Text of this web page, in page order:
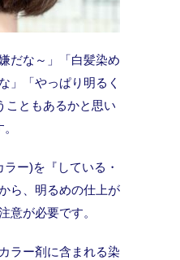
だな～」「白髪染め
」「やっぱり明るく
こともあるかと思い
ー)を『している・
ら、明るめの仕上が
意が必要です。
ラー剤に含まれる染